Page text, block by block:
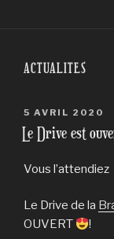
ACTUALITES
PUBLIÉ
LE
5 AVRIL 2020
Le Drive est
Vous l’attendiez
Le Drive de la
OUVERT
!